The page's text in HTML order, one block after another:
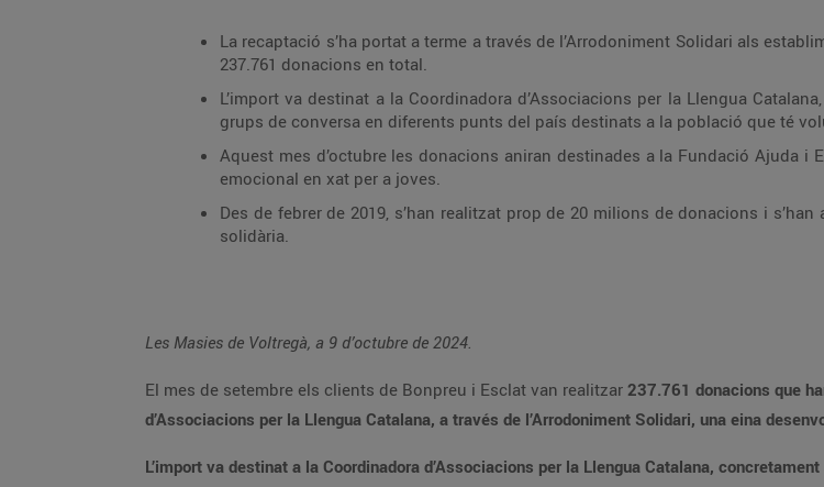
La recaptació s’ha portat a terme a través de l’Arrodoniment Solidari als
237.761 donacions en total.
L’import va destinat a la Coordinadora d’Associacions per la Llengua
grups de conversa en diferents punts del país destinats a la població que té
Aquest mes d’octubre les donacions aniran destinades a la Fundació Ajuda
emocional en xat per a joves.
Des de febrer de 2019, s’han realitzat prop de 20 milions de donacions i
solidària.
Les Masies de Voltregà, a 9 d’octubre de 2024.
El mes de setembre els clients de Bonpreu i Esclat van realitzar 237.761 donacions que
d’Associacions per la Llengua Catalana, a través de l’Arrodoniment Solidari, una eina
L’import va destinat a la Coordinadora d’Associacions per la Llengua Catalana,